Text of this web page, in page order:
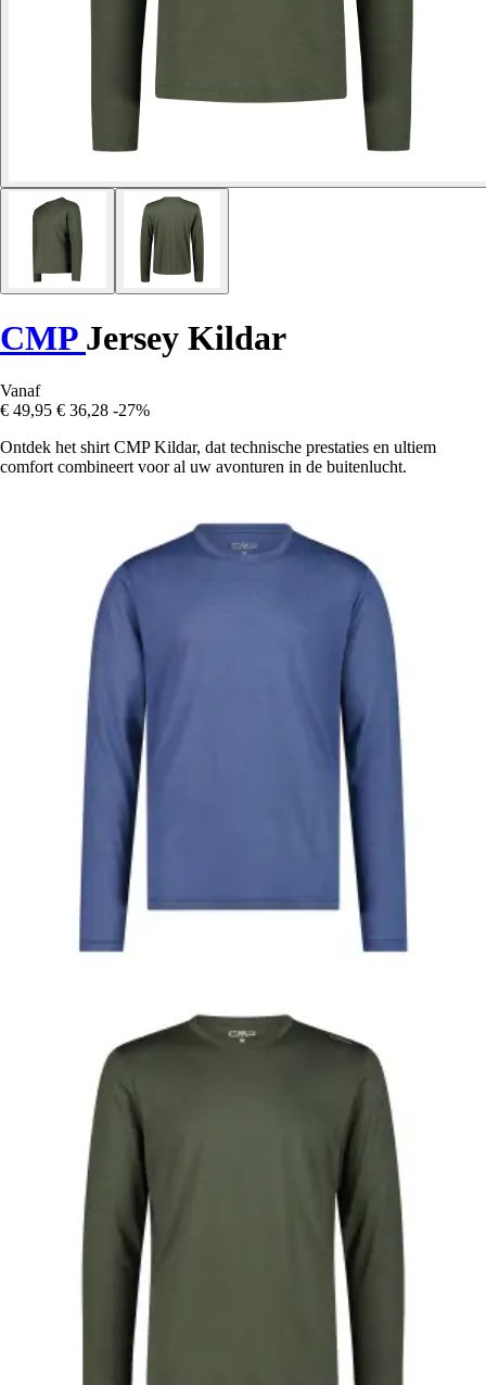
CMP Jersey Kildar
Vanaf
€ 49,95 € 36,28 -27%
Ontdek het shirt CMP Kildar, dat technische prestaties en ultiem
comfort combineert voor al uw avonturen in de buitenlucht.